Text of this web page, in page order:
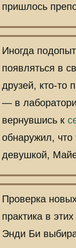
пришлось
Иногда
появляться в
друзей, кто-то
— в
вернувшись к
обнаружил, что
девушкой,
Проверка
практика в
Энди Би